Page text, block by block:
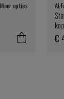
Meer opties
€